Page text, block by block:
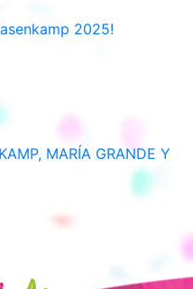
2025!
MARÍA GRANDE Y